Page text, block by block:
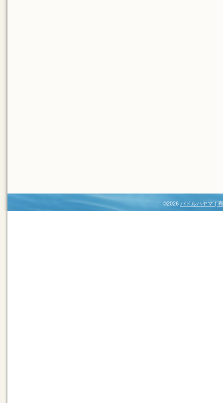
©2026 パドルハヤマ (